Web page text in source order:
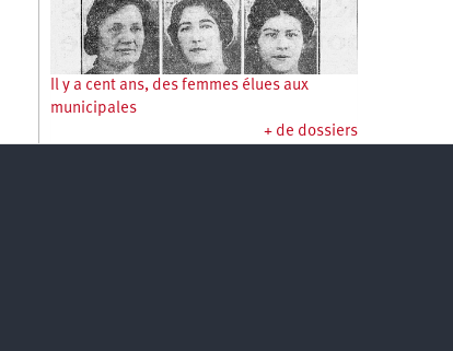
Il y a cent ans, des femmes élues aux
municipales
+ de dossiers